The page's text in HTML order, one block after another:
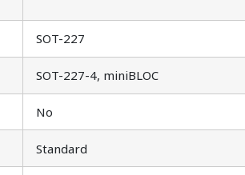
SOT-227
SOT-227-4, miniBLOC
No
Standard